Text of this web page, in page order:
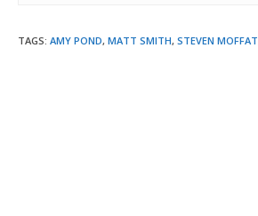
TAGS: AMY POND, MATT SMITH, STEVEN MOFFAT